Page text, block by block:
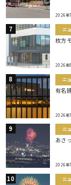
2026年
ニ
枚方
2026年
ニ
有名
2026年
ニ
あさ
2026年
ニ